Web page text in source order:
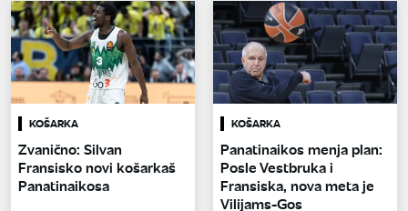
KOŠARKA
Zvanično: Silvan
Fransisko novi košarkaš
Panatinaikosa
KOŠARKA
Panatinaikos menja plan:
Posle Vestbruka i
Fransiska, nova meta je
Vilijams-Gos